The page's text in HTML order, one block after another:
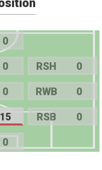
0
0 RSH 0
0 RWB 0
15 RSB 0
0